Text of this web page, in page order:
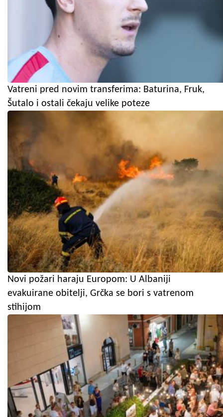
Vatreni pred novim transferima: Baturina, Fruk,
Šutalo i ostali čekaju velike poteze
Novi požari haraju Europom: U Albaniji
evakuirane obitelji, Grčka se bori s vatrenom
stihijom